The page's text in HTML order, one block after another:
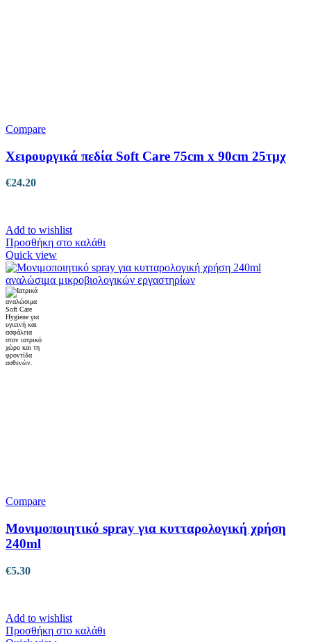
Compare
Χειρουργικά πεδία Soft Care 75cm x 90cm 25τμχ
€24.20
Add to wishlist
Προσθήκη στο καλάθι
Quick view
Compare
Μονιμοποιητικό spray για κυτταρολογική χρήση
240ml
€5.30
Add to wishlist
Προσθήκη στο καλάθι